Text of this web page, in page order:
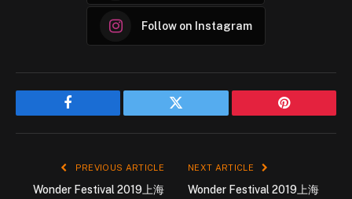
Follow on Instagram
Facebook Twitter Pinterest
PREVIOUS ARTICLE
Wonder Festival 2019上海
NEXT ARTICLE
Wonder Festival 2019上海